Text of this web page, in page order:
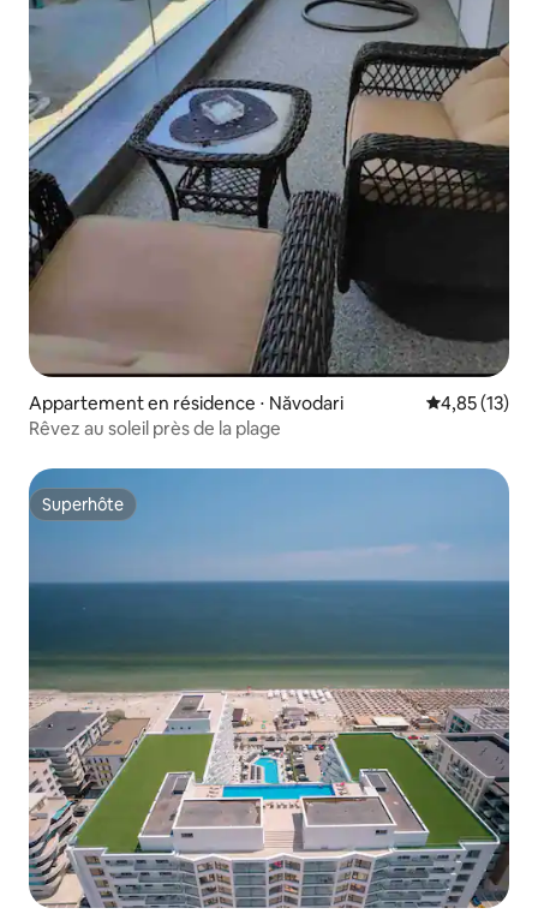
Appartement en résidence ⋅ Năvodari Évaluation
4,85 (13)
Rêvez au soleil près de la plage
Superhôte
Superhôte